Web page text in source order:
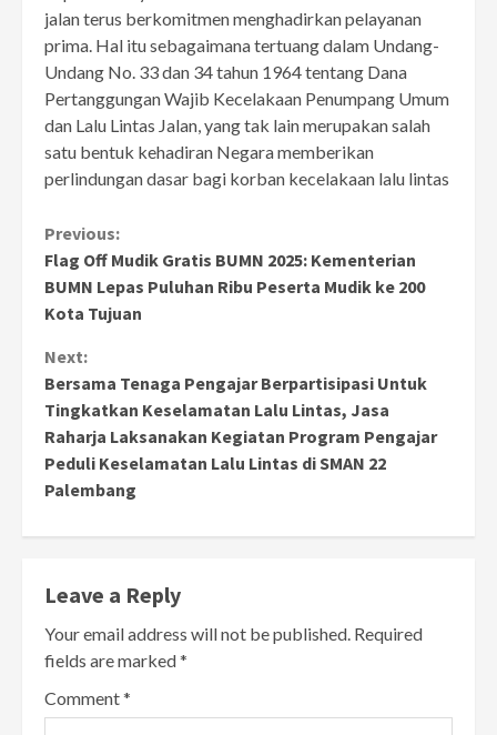
jalan terus berkomitmen menghadirkan pelayanan
prima. Hal itu sebagaimana tertuang dalam Undang-
Undang No. 33 dan 34 tahun 1964 tentang Dana
Pertanggungan Wajib Kecelakaan Penumpang Umum
dan Lalu Lintas Jalan, yang tak lain merupakan salah
satu bentuk kehadiran Negara memberikan
perlindungan dasar bagi korban kecelakaan lalu lintas
Continue
Reading
Previous:
Flag Off Mudik Gratis BUMN 2025: Kementerian
BUMN Lepas Puluhan Ribu Peserta Mudik ke 200
Kota Tujuan
Next:
Bersama Tenaga Pengajar Berpartisipasi Untuk
Tingkatkan Keselamatan Lalu Lintas, Jasa
Raharja Laksanakan Kegiatan Program Pengajar
Peduli Keselamatan Lalu Lintas di SMAN 22
Palembang
Leave a Reply
Your email address will not be published. Required
fields are marked*
Comment*